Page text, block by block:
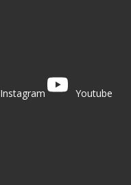
Instagram
Youtube